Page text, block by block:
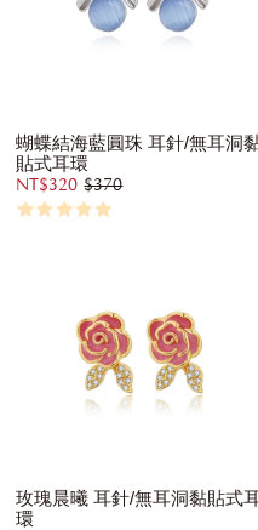
蝴蝶結海藍圓珠 耳針/無耳洞
貼式耳環
NT$320 $370
玫瑰晨曦 耳針/無耳洞黏貼式
環